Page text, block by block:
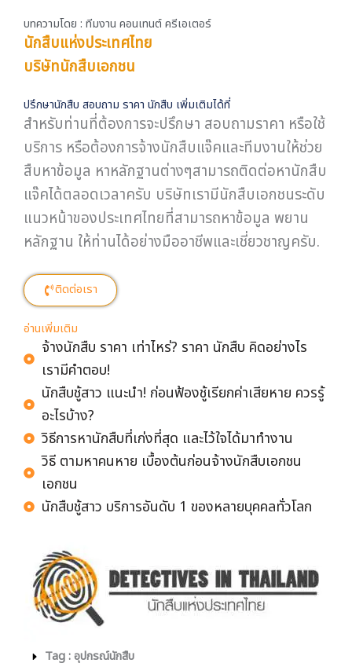
ปรึกษานักสืบ สอบถาม ราคา นักสืบ เพิ่มเติมได้ที่
สำหรับท่านที่ต้องการจะปรึกษา สอบถามราคา หรือใช้
บริการ หรือต้องการจ้างนักสืบแจ๊คและทีมงานให้ช่วย
สืบหาข้อมูล หาหลักฐานต่างๆสามารถติดต่อหานักสืบ
แจ๊คได้ตลอดเวลาครับ บริษัทเรามีนักสืบเอกชนระดับ
แนวหน้าของประเทศไทยที่สามารถหาข้อมูล พยาน
หลักฐาน ให้ท่านได้อย่างมืออาชีพและเชี่ยวชาญครับ.
ติดต่อเรา
อ่านเพิ่มเติม
จ้างนักสืบ ราคา เท่าไหร่? ราคา นักสืบ คิดอย่างไร
เรามีคำตอบ!
นักสืบชู้สาว แนะนำ! ก่อนฟ้องชู้เรียกค่าเสียหาย ควรรู้
อะไรบ้าง?
วิธีการหานักสืบที่เก่งที่สุด และไว้ใจได้มาทำงาน
วิธี ตามหาคนหาย เบื้องต้นก่อนจ้างนักสืบเอกชน
เอกชน
นักสืบชู้สาว บริการอันดับ 1 ของหลายบุคคลทั่วโลก
Tag : อุปกรณ์นักสืบ
Online Views: